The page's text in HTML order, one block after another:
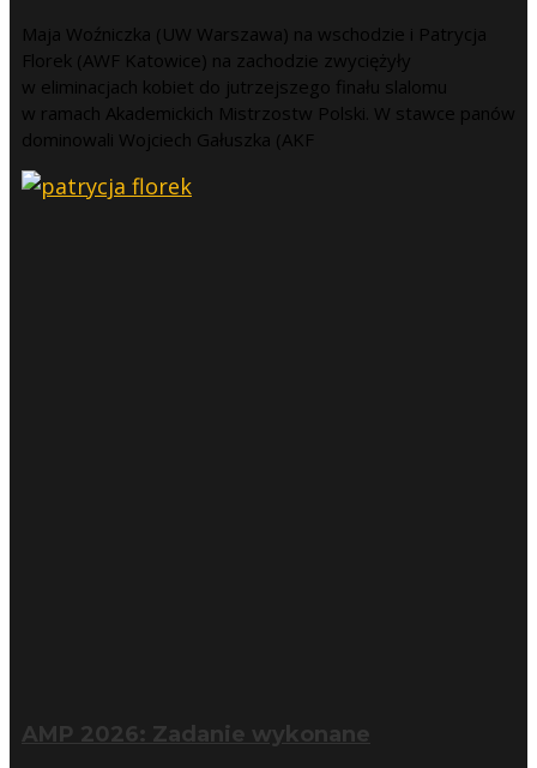
Maja Woźniczka (UW Warszawa) na wschodzie i Patrycja
Florek (AWF Katowice) na zachodzie zwyciężyły
w eliminacjach kobiet do jutrzejszego finału slalomu
w ramach Akademickich Mistrzostw Polski. W stawce panów
dominowali Wojciech Gałuszka (AKF
AMP 2026: Zadanie wykonane